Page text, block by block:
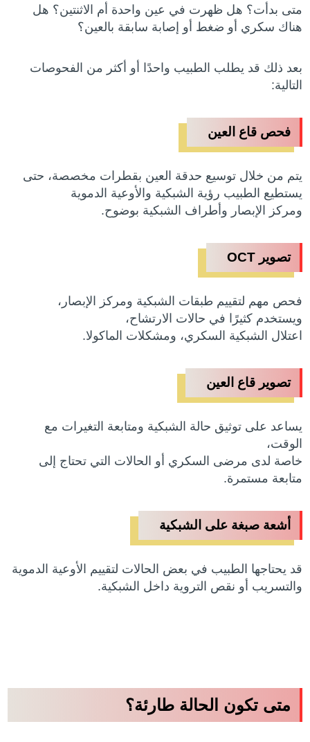
متى بدأت؟ هل ظهرت في عين واحدة أم الاثنتين؟ هل
هناك سكري أو ضغط أو إصابة سابقة بالعين؟
بعد ذلك قد يطلب الطبيب واحدًا أو أكثر من الفحوصات
التالية:
فحص قاع العين
يتم من خلال توسيع حدقة العين بقطرات مخصصة، حتى
يستطيع الطبيب رؤية الشبكية والأوعية الدموية
ومركز الإبصار وأطراف الشبكية بوضوح.
تصوير OCT
فحص مهم لتقييم طبقات الشبكية ومركز الإبصار،
ويستخدم كثيرًا في حالات الارتشاح،
اعتلال الشبكية السكري، ومشكلات الماكولا.
تصوير قاع العين
يساعد على توثيق حالة الشبكية ومتابعة التغيرات مع
الوقت،
خاصة لدى مرضى السكري أو الحالات التي تحتاج إلى
متابعة مستمرة.
أشعة صبغة على الشبكية
قد يحتاجها الطبيب في بعض الحالات لتقييم الأوعية الدموية
والتسريب أو نقص التروية داخل الشبكية.
متى تكون الحالة طارئة؟